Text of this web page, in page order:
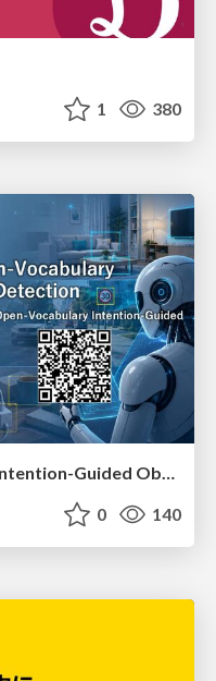
1 380
[MIRU26] Open-Vocabulary Intention-Guided Object Detection in Diverse Scenes
0 140